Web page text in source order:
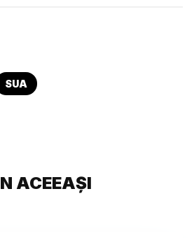
SUA
ACEEAȘI